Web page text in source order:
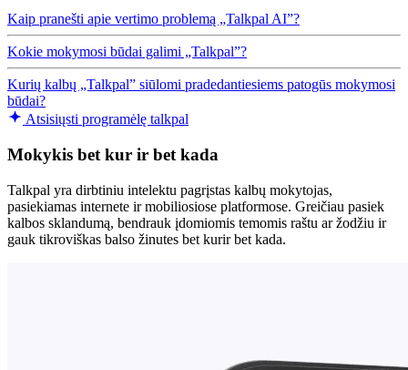
Kaip pranešti apie vertimo problemą „Talkpal AI”?
Kokie mokymosi būdai galimi „Talkpal”?
Kurių kalbų „Talkpal” siūlomi pradedantiesiems patogūs mokymosi
būdai?
Atsisiųsti programėlę talkpal
Mokykis bet kur ir bet kada
Talkpal yra dirbtiniu intelektu pagrįstas kalbų mokytojas,
pasiekiamas internete ir mobiliosiose platformose. Greičiau pasiek
kalbos sklandumą, bendrauk įdomiomis temomis raštu ar žodžiu ir
gauk tikroviškas balso žinutes bet kurir bet kada.